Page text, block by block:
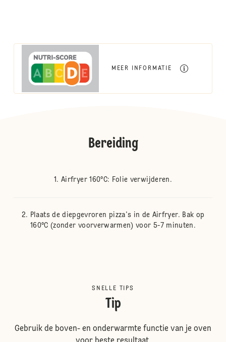
MEER INFORMATIE
Bereiding
Airfryer 160°C: Folie verwijderen.
Plaats de diepgevroren pizza's in de Airfryer. Bak op
160°C (zonder voorverwarmen) voor 5-7 minuten.
SNELLE TIPS
Tip
Gebruik de boven- en onderwarmte functie van je oven